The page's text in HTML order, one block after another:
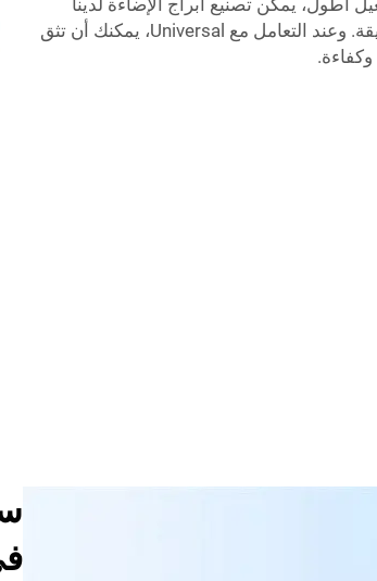
أطول، يمكن تصنيع أبراج الإضاءة لدينا
حسب الطلب لتلبية متطلباتك الدقيقة. وعند التعامل مع Universal، يمكنك أن تثق